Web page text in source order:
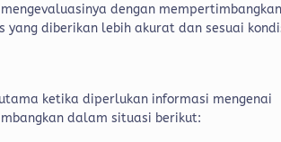
dengan mempertimbangkan
diberikan lebih akurat dan sesuai
ketika diperlukan informasi mengenai
dalam situasi berikut: